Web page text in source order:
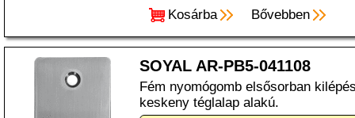
Kosárba
Bővebben
SOYAL AR-PB5-041108
Fém nyomógomb elsősorban
keskeny téglalap alakú.